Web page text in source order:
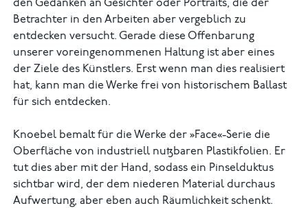
den Gedanken an Gesichter oder Portraits, die der
Betrachter in den Arbeiten aber vergeblich zu
entdecken versucht. Gerade diese Offenbarung
unserer voreingenommenen Haltung ist aber eines
der Ziele des Künstlers. Erst wenn man dies realisiert
hat, kann man die Werke frei von historischem Ballast
für sich entdecken.
Knoebel bemalt für die Werke der »Face«-Serie die
Oberfläche von industriell nutzbaren Plastikfolien. Er
tut dies aber mit der Hand, sodass ein Pinselduktus
sichtbar wird, der dem niederen Material durchaus
Aufwertung, aber eben auch Räumlichkeit schenkt.